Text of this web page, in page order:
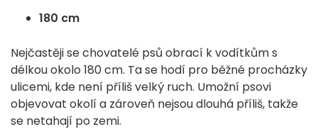
180 cm
Nejčastěji se chovatelé psů obrací k vodítkům s
délkou okolo 180 cm. Ta se hodí pro běžné procházky
ulicemi, kde není příliš velký ruch. Umožní psovi
objevovat okolí a zároveň nejsou dlouhá příliš, takže
se netahají po zemi.